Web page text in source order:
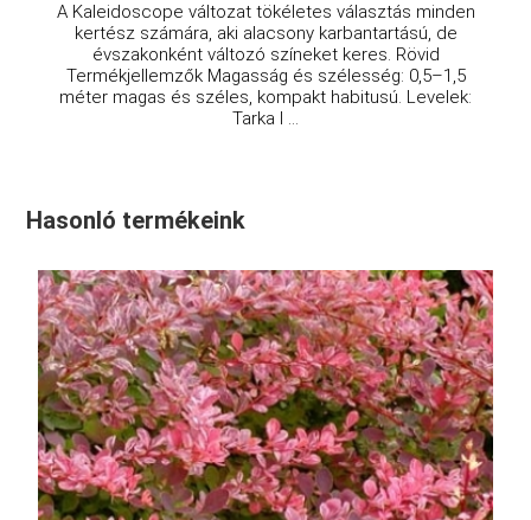
A Kaleidoscope változat tökéletes választás minden
kertész számára, aki alacsony karbantartású, de
évszakonként változó színeket keres. Rövid
Termékjellemzők Magasság és szélesség: 0,5–1,5
méter magas és széles, kompakt habitusú. Levelek:
Tarka l ...
Hasonló termékeink